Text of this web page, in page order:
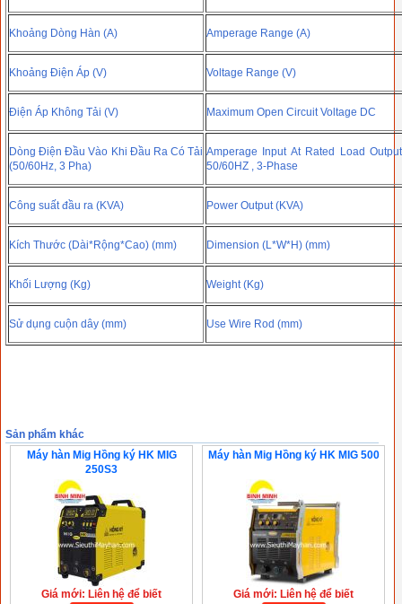
Khoảng Dòng Hàn (A) Amperage Range (A)
Khoảng Điện Áp (V) Voltage Range (V)
Điện Áp Không Tải (V) Maximum Open Circuit Voltage DC
Dòng Điện Đầu Vào Khi Đầu Ra Có Tải
(50/60Hz, 3 Pha)
Amperage Input At Rated Load Output
50/60HZ , 3-Phase
Công suất đầu ra (KVA) Power Output (KVA)
Kích Thước (Dài*Rộng*Cao) (mm) Dimension (L*W*H) (mm)
Khối Lượng (Kg) Weight (Kg)
Sử dụng cuộn dây (mm) Use Wire Rod (mm)
Sản phẩm khác
Máy hàn Mig Hồng ký HK MIG
250S3
Giá mới: Liên hệ để biết
Máy hàn Mig Hồng ký HK MIG 500
Giá mới: Liên hệ để biết